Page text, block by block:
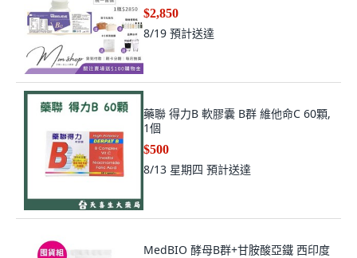
$2,850
8/19 預計送達
藥聯 得力B 軟膠囊 B群 維他命C 60顆,
1個
$500
8/13 星期四 預計送達
MedBIO 酵母B群+甘胺酸亞鐵 西印度